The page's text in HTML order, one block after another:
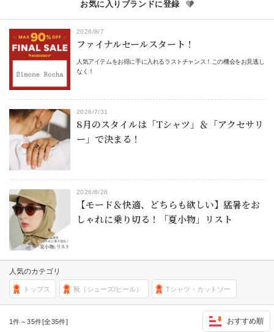
お気に入りブランドに登録
2026/8/7
ファイナルセールスタート！
人気アイテムをお得に手に入れるラストチャンス！この機会をお見逃し
なく！
2026/7/31
8月のスタイルは「Tシャツ」＆「アクセサリ
ー」で決まる！
2026/6/26
【モード＆快適、どちらも欲しい】猛暑をお
しゃれに乗り切る！「夏小物」リスト
人気のカテゴリ
トップス 靴（シューズ/ヒール） Tシャツ・カットソー
1件～35件[全35件] おすすめ順